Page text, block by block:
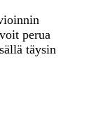
perua
täysin